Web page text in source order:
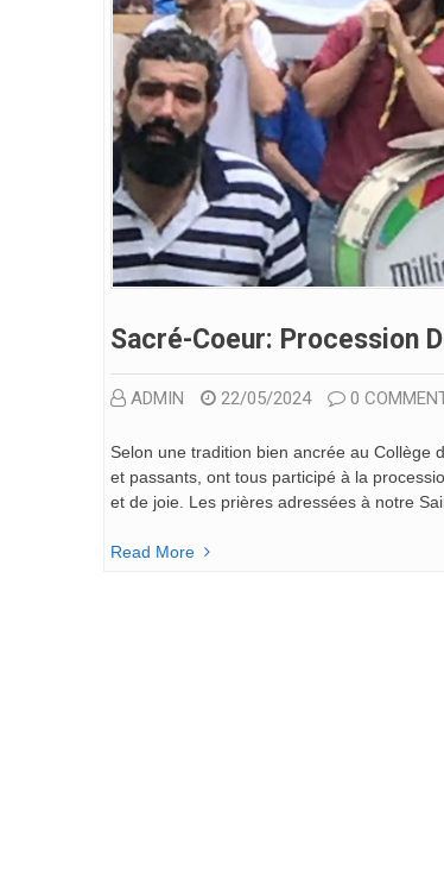
Sacré-Coeur: Procession
ADMIN 22/05/2024 0
Selon une tradition bien ancrée au Collège
et passants, ont tous participé à la
et de joie. Les prières adressées à notre
Read More